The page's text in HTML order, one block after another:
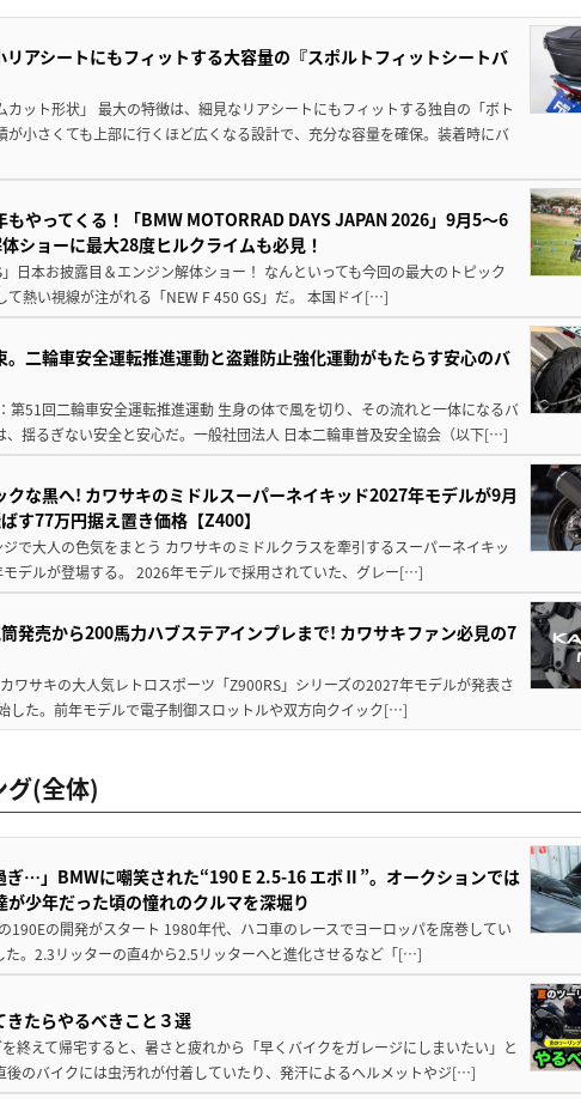
リアシートにもフィットする大容量の『スポルトフィットシートバ
カット形状」 最大の特徴は、細見なリアシートにもフィットする独自の「ボト
が小さくても上部に行くほど広くなる設計で、充分な容量を確保。装着時にバ
やってくる！「BMW MOTORRAD DAYS JAPAN 2026」9月5〜6
ショーに最大28度ヒルクライムも必見！
日本お披露目＆エンジン解体ショー！ なんといっても今回の最大のトピック
て熱い視線が注がれる「NEW F 450 GS」だ。 本国ドイ[…]
。二輪車安全運転推進運動と盗難防止強化運動がもたらす安心のバ
第51回二輪車安全運転推進運動 生身の体で風を切り、その流れと一体になるバ
、揺るぎない安全と安心だ。一般社団法人 日本二輪車普及安全協会（以下[…]
クな黒へ! カワサキのミドルスーパーネイキッド2027年モデルが9月
す77万円据え置き価格【Z400】
で大人の色気をまとう カワサキのミドルクラスを牽引するスーパーネイキッ
デルが登場する。 2026年モデルで採用されていた、グレー[…]
筒発売から200馬力ハブステアインプレまで! カワサキファン必見の7
ワサキの大人気レトロスポーツ「Z900RS」シリーズの2027年モデルが発表さ
した。前年モデルで電子制御スロットルや双方向クイック[…]
グ(全体)
ぎ…」BMWに嘲笑された“190 E 2.5-16 エボⅡ”。オークションでは
少年だった頃の憧れのクルマを深堀り
190Eの開発がスタート 1980年代、ハコ車のレースでヨーロッパを席巻してい
た。2.3リッターの直4から2.5リッターへと進化させるなど「[…]
たらやるべきこと３選
終えて帰宅すると、暑さと疲れから「早くバイクをガレージにしまいたい」と
後のバイクには虫汚れが付着していたり、発汗によるヘルメットやジ[…]